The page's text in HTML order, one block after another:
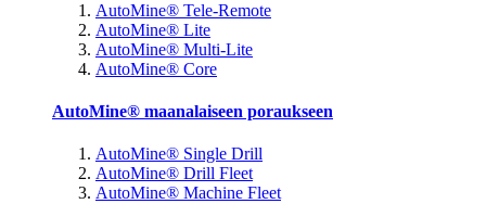
AutoMine® Tele-Remote
AutoMine® Lite
AutoMine® Multi-Lite
AutoMine® Core
AutoMine® maanalaiseen poraukseen
AutoMine® Single Drill
AutoMine® Drill Fleet
AutoMine® Machine Fleet